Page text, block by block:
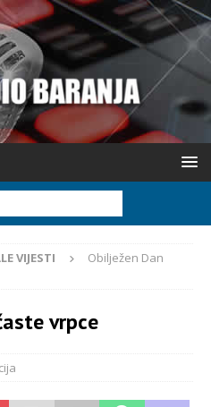
VIJESTI
Obilježen Dan
vrpce